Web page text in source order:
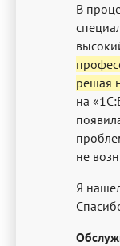
В
решая
на
не
Я